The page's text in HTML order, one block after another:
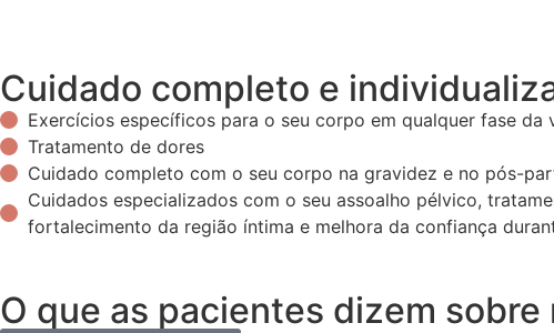
Cuidado completo e
Exercícios específicos para o seu corpo em qualquer fase da
Tratamento de dores
Cuidado completo com o seu corpo na gravidez e no pós-
Cuidados especializados com o seu assoalho pélvico,
fortalecimento da região íntima e melhora da confiança
O que as pacientes dizem sobre